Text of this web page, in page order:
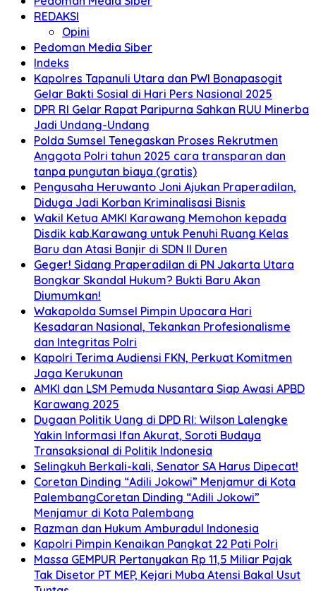
REDAKSI
Opini
Pedoman Media Siber
Indeks
Kapolres Tapanuli Utara dan PWI Bonapasogit
Gelar Bakti Sosial di Hari Pers Nasional 2025
DPR RI Gelar Rapat Paripurna Sahkan RUU Minerba
Jadi Undang-Undang
Polda Sumsel Tenegaskan Proses Rekrutmen
Anggota Polri tahun 2025 cara transparan dan
tanpa pungutan biaya (gratis)
Pengusaha Heruwanto Joni Ajukan Praperadilan,
Diduga Jadi Korban Kriminalisasi Bisnis
Wakil Ketua AMKI Karawang Memohon kepada
Disdik kab.Karawang untuk Penuhi Ruang Kelas
Baru dan Atasi Banjir di SDN II Duren
Geger! Sidang Praperadilan di PN Jakarta Utara
Bongkar Skandal Hukum? Bukti Baru Akan
Diumumkan!
Wakapolda Sumsel Pimpin Upacara Hari
Kesadaran Nasional, Tekankan Profesionalisme
dan Integritas Polri
Kapolri Terima Audiensi FKN, Perkuat Komitmen
Jaga Kerukunan
AMKI dan LSM Pemuda Nusantara Siap Awasi APBD
Karawang 2025
Dugaan Politik Uang di DPD RI: Wilson Lalengke
Yakin Informasi Ifan Akurat, Soroti Budaya
Transaksional di Politik Indonesia
Selingkuh Berkali-kali, Senator SA Harus Dipecat!
Coretan Dinding “Adili Jokowi” Menjamur di Kota
PalembangCoretan Dinding “Adili Jokowi”
Menjamur di Kota Palembang
Razman dan Hukum Amburadul Indonesia
Kapolri Pimpin Kenaikan Pangkat 22 Pati Polri
Massa GEMPUR Pertanyakan Rp 11,5 Miliar Pajak
Tak Disetor PT MEP, Kejari Muba Atensi Bakal Usut